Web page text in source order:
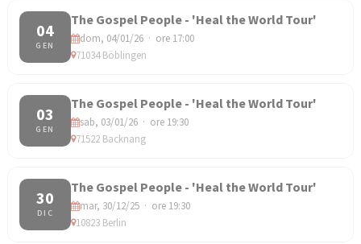
04
GEN
The Gospel People - 'Heal the World Tour'
dom, 04/01/26 · ore 17:00
71034 Böblingen
03
GEN
The Gospel People - 'Heal the World Tour'
sab, 03/01/26 · ore 19:30
71522 Backnang
30
DIC
The Gospel People - 'Heal the World Tour'
mar, 30/12/25 · ore 19:30
10823 Berlin